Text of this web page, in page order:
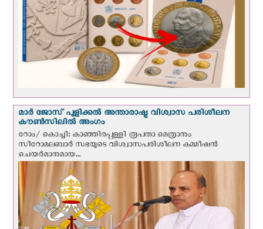
മാർ ജോസ് പുളിക്കൽ അന്താരാഷ്ട്ര വിശ്വാസ പരിശീലന
കൗൺസിലിൽ അംഗം
റോം/ കൊച്ചി: കാഞ്ഞിരപ്പള്ളി രൂപതാ മെത്രാനും
സീറോമലബാർ സഭയുടെ വിശ്വാസപരിശീലന കമ്മീഷൻ
ചെയർമാനുമായ...